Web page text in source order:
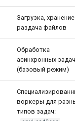
Загрузка,
раздача файлов
Обработка
асинхронных задач
(базовый режим)
воркеры для
типов задач: